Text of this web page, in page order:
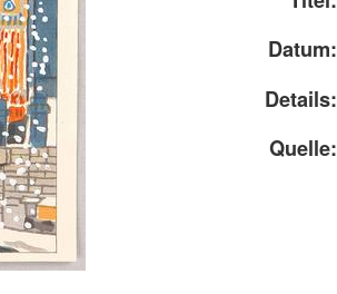
Datum:
Details:
Quelle: